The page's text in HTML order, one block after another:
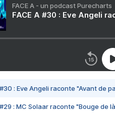
FACE A - un podcast Purecharts
FACE A #30 : Eve Angeli
#30 : Eve Angeli raconte "Avant de
#29 : MC Solaar raconte "Bouge de